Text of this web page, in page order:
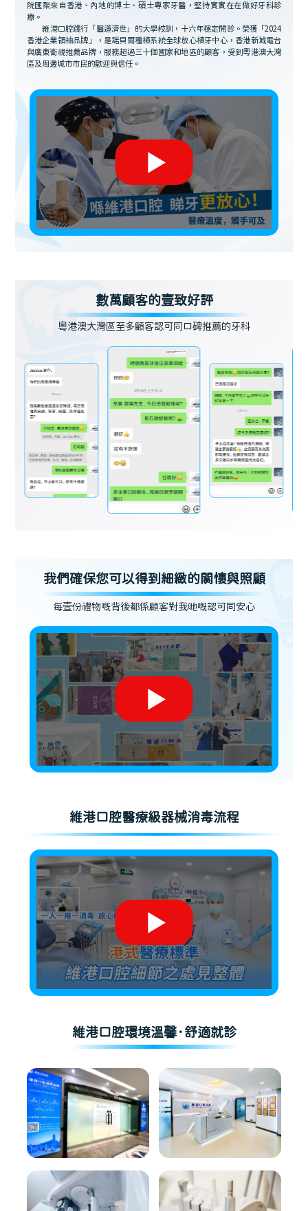
院匯聚來自香港、內地的博士、碩士專家牙醫，堅持實實在在做好牙科診
療。
維港口腔踐行「醫道濟世」的大學校訓，十六年穩定開診。榮獲「2024
香港企業領袖品牌」，是諾貝爾種植系統全球放心植牙中心，香港新城電台
與廣東衛視推薦品牌，服務超過三十個國家和地區的顧客，受到粵港澳大灣
區及周邊城市市民的歡迎與信任。
數萬顧客的壹致好評
粵港澳大灣區至多顧客認可同口碑推薦的牙科
我們確保您可以得到細緻的關懷與照顧
每壹份禮物嘅背後都係顧客對我哋嘅認可同安心
維港口腔醫療級器械消毒流程
維港口腔環境溫馨·舒適就診